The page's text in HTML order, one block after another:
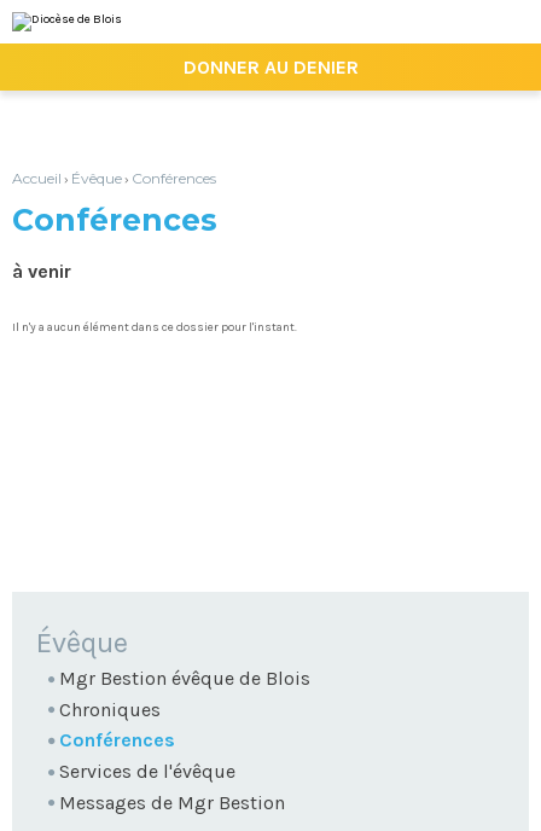
au
contenu.
la
personnels
DONNER AU DENIER
Accueil › Évêque› Conférences
Conférences
à venir
Il n'y a aucun élément dans ce dossier pour l'instant.
NAVIGATION
Évêque
Mgr Bestion évêque de Blois
Chroniques
Conférences
Services de l'évêque
Messages de Mgr Bestion